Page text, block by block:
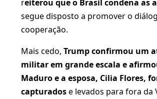
reiterou que o Brasil condena as
segue disposto a promover o
cooperação.
Mais cedo, Trump confirmou um
militar em grande escala e
Maduro e a esposa, Cilia Flores,
capturadose levados para fora da